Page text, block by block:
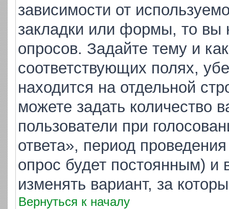
зависимости от
закладки или формы, то вы
опросов. Задайте тему и
соответствующих полях,
находится на отдельной
можете задать количество
пользователи при
ответа», период
опрос будет постоянным) и
изменять вариант, за
Вернуться к началу